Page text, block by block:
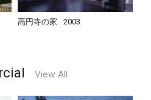
高円寺の家 2003
View All